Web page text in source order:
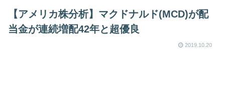
【アメリカ株分析】マクドナルド(MCD)が配
当金が連続増配42年と超優良
2019.10.20